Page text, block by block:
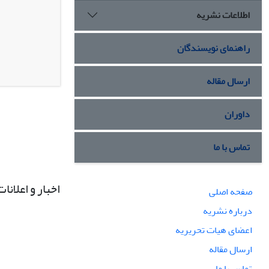
اطلاعات نشریه
راهنمای نویسندگان
ارسال مقاله
داوران
تماس با ما
صفحه اصلی
درباره نشریه
اعضای هیات تحریریه
ارسال مقاله
اخبار و